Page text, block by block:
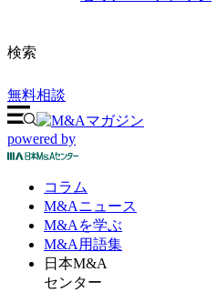
検索
無料相談
powered by
コラム
M&Aニュース
M&Aを学ぶ
M&A 用語集
日本M&A
センター